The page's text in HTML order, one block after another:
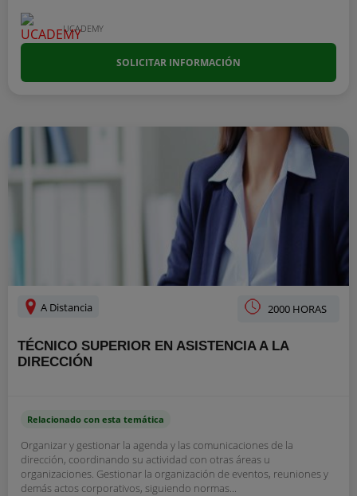
UCADEMY
SOLICITAR INFORMACIÓN
A Distancia 2000 HORAS
TÉCNICO SUPERIOR EN ASISTENCIA A LA
DIRECCIÓN
Relacionado con esta temática
Organizar y gestionar la agenda y las comunicaciones de la
dirección, coordinando su actividad con otras áreas u
organizaciones. Gestionar la organización de eventos, reuniones y
demás actos corporativos, siguiendo normas...